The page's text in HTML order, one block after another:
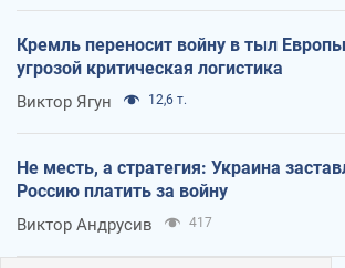
Кремль переносит войну в тыл
угрозой критическая логистика
Виктор Ягун 12,6 т.
Не месть, а стратегия: Украина
Россию платить за войну
Виктор Андрусив 417